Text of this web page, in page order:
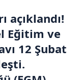
açıklandı!
Eğitim ve
12 Şubat